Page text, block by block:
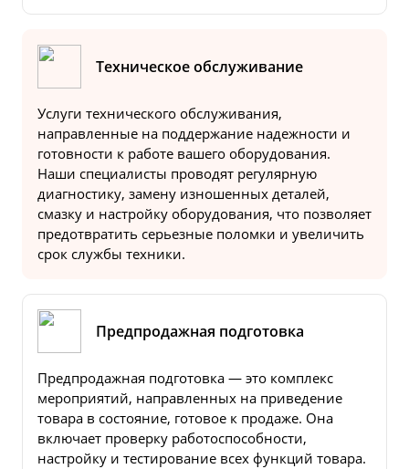
Техническое обслуживание
Услуги технического обслуживания,
направленные на поддержание надежности и
готовности к работе вашего оборудования.
Наши специалисты проводят регулярную
диагностику, замену изношенных деталей,
смазку и настройку оборудования, что позволяет
предотвратить серьезные поломки и увеличить
срок службы техники.
Предпродажная подготовка
Предпродажная подготовка — это комплекс
мероприятий, направленных на приведение
товара в состояние, готовое к продаже. Она
включает проверку работоспособности,
настройку и тестирование всех функций товара.